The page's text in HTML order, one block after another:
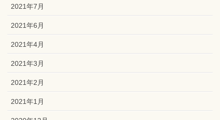
2021年7月
2021年6月
2021年4月
2021年3月
2021年2月
2021年1月